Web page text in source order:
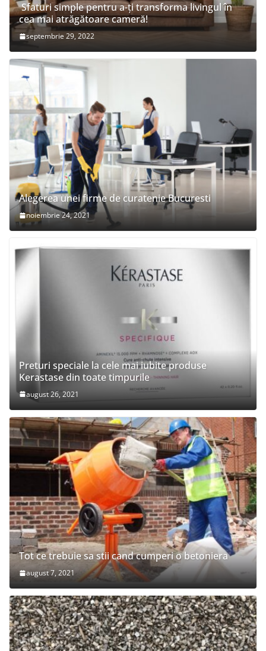
Sfaturi simple pentru a-ți transforma livingul în
cea mai atrăgătoare cameră!
septembrie 29, 2022
Alegerea unei firme de curatenie Bucuresti
noiembrie 24, 2021
Preturi speciale la cele mai iubite produse
Kerastase din toate timpurile
august 26, 2021
Tot ce trebuie sa stii cand cumperi o betoniera
august 7, 2021